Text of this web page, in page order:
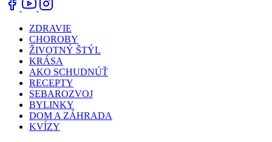
ZDRAVIE
CHOROBY
ŽIVOTNÝ ŠTÝL
KRÁSA
AKO SCHUDNÚŤ
RECEPTY
SEBAROZVOJ
BYLINKY
DOM A ZÁHRADA
KVÍZY